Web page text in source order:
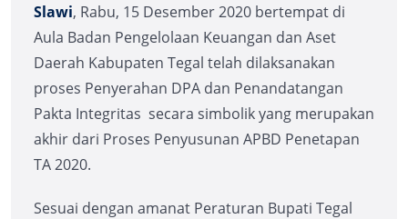
Slawi, Rabu, 15 Desember 2020 bertempat di
Aula Badan Pengelolaan Keuangan dan Aset
Daerah Kabupaten Tegal telah dilaksanakan
proses Penyerahan DPA dan Penandatangan
Pakta Integritas secara simbolik yang merupakan
akhir dari Proses Penyusunan APBD Penetapan
TA 2020.
Sesuai dengan amanat Peraturan Bupati Tegal